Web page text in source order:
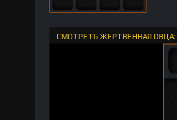
СМОТРЕТЬ ЖЕРТВЕННАЯ